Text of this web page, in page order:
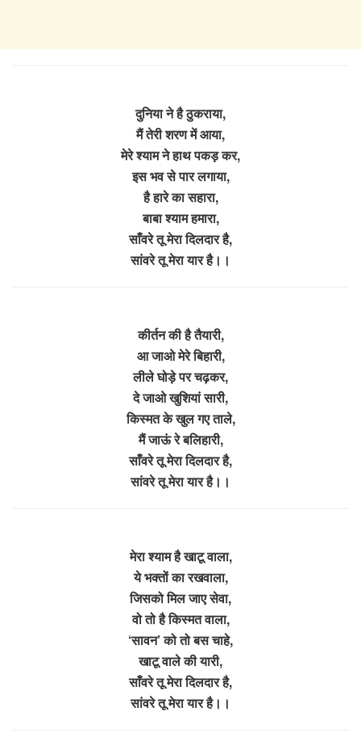
दुनिया ने है ठुकराया,
मैं तेरी शरण में आया,
मेरे श्याम ने हाथ पकड़ कर,
इस भव से पार लगाया,
है हारे का सहारा,
बाबा श्याम हमारा,
साँवरे तू मेरा दिलदार है,
सांवरे तू मेरा यार है।।
कीर्तन की है तैयारी,
आ जाओ मेरे बिहारी,
लीले घोड़े पर चढ़कर,
दे जाओ खुशियां सारी,
किस्मत के खुल गए ताले,
मैं जाऊं रे बलिहारी,
साँवरे तू मेरा दिलदार है,
सांवरे तू मेरा यार है।।
मेरा श्याम है खाटू वाला,
ये भक्तों का रखवाला,
जिसको मिल जाए सेवा,
वो तो है किस्मत वाला,
‘सावन’ को तो बस चाहे,
खाटू वाले की यारी,
साँवरे तू मेरा दिलदार है,
सांवरे तू मेरा यार है।।